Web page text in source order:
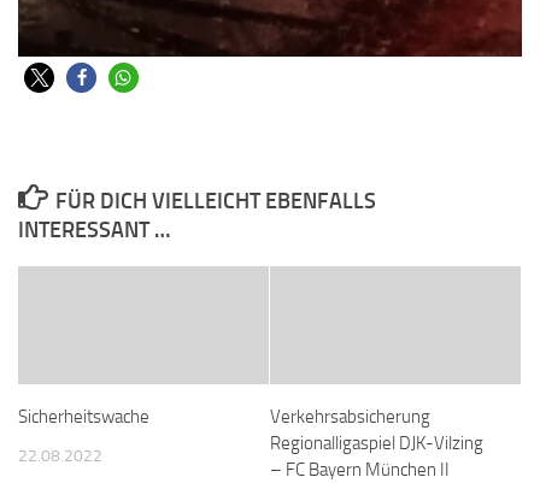
FÜR DICH VIELLEICHT EBENFALLS
INTERESSANT …
Sicherheitswache
22.08.2022
Verkehrsabsicherung
Regionalligaspiel DJK-Vilzing
– FC Bayern München II